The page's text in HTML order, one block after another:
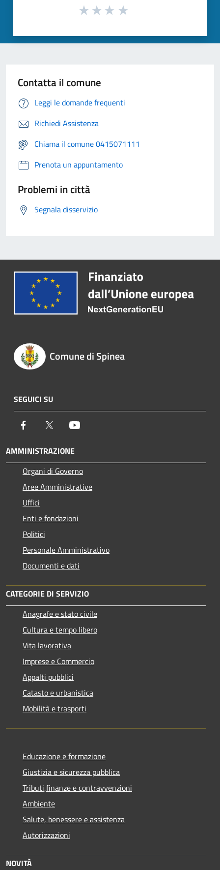
Contatta il comune
Leggi le domande frequenti
Richiedi Assistenza
Chiama il comune 0415071111
Prenota un appuntamento
Problemi in città
Segnala disservizio
Comune di Spinea
SEGUICI SU
Facebook Twitter
AMMINISTRAZIONE
Organi di Governo
Aree Amministrative
Uffici
Enti e fondazioni
Politici
Personale Amministrativo
Documenti e dati
CATEGORIE DI SERVIZIO
Anagrafe e stato civile
Cultura e tempo libero
Vita lavorativa
Imprese e Commercio
Appalti pubblici
Catasto e urbanistica
Mobilità e trasporti
Educazione e formazione
Giustizia e sicurezza pubblica
Tributi,finanze e contravvenzioni
Ambiente
Salute, benessere e assistenza
Autorizzazioni
NOVITÀ